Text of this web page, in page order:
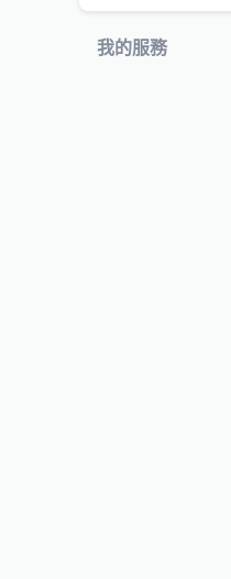
我的服務